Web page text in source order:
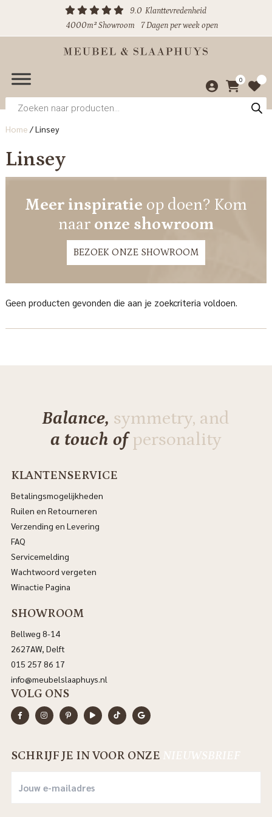
9.0 Klanttevredenheid
4000m² Showroom
7 Dagen per week open
0
Producten
zoeken
Home /Linsey
Linsey
Meer inspiratie op doen? Kom
naar onze showroom
BEZOEK ONZE SHOWROOM
Geen producten gevonden die aan je zoekcriteria voldoen.
Balance, symmetry, and
a touch ofpersonality
KLANTENSERVICE
Betalingsmogelijkheden
Ruilen en Retourneren
Verzending en Levering
FAQ
Servicemelding
Wachtwoord vergeten
Winactie Pagina
SHOWROOM
Bellweg 8-14
2627AW, Delft
015 257 86 17
info@meubelslaaphuys.nl
VOLG ONS
SCHRIJF JE IN VOOR ONZE NIEUWSBRIEF